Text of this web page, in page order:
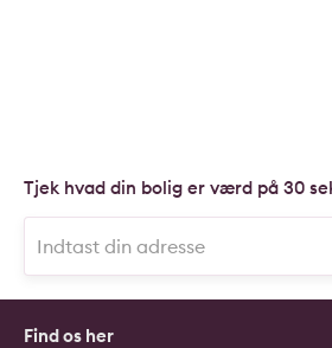
Tjek hvad din bolig er værd på 30
Find os her